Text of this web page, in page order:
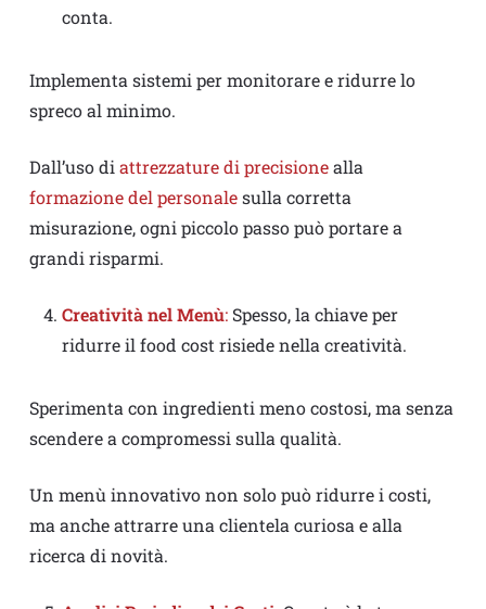
conta.
Implementa sistemi per monitorare e ridurre lo
spreco al minimo.
Dall’uso diattrezzature di precisionealla
formazione del personalesulla corretta
misurazione, ogni piccolo passo può portare a
grandi risparmi.
Creatività nel Menù:Spesso, la chiave per
ridurre il food cost risiede nella creatività.
Sperimenta con ingredienti meno costosi, ma senza
scendere a compromessi sulla qualità.
Un menù innovativo non solo può ridurre i costi,
ma anche attrarre una clientela curiosa e alla
ricerca di novità.